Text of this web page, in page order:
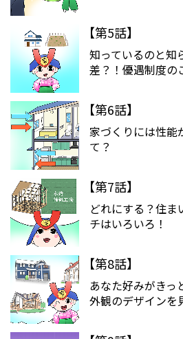
【第5話】
知っているのと知
差？！優遇制度の
【第6話】
家づくりには性能
て？
【第7話】
どれにする？住ま
チはいろいろ！
【第8話】
あなた好みがきっ
外観のデザインを